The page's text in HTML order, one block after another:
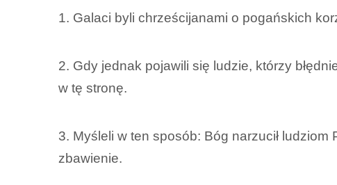
1. Galaci byli chrześcijanami o pogańskich
2. Gdy jednak pojawili się ludzie, którzy
w tę stronę.
3. Myśleli w ten sposób: Bóg narzucił
zbawienie.